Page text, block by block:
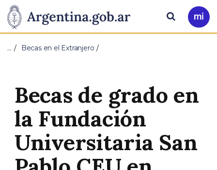
Presidencia
de
Nación
Pasar al contenido principal
Ir
a
Buscar
… Becas en el Extranjero
Becas de grado en
la Fundación
Universitaria San